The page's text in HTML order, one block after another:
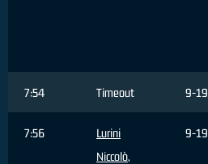
7:54 Timeout 9-19
7:56
Lurini
Niccolò,
9-19